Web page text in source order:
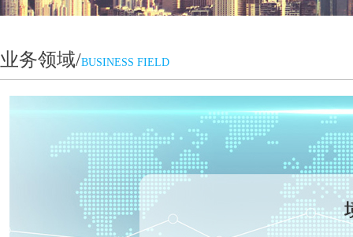
业务领域/BUSINESS FIELD